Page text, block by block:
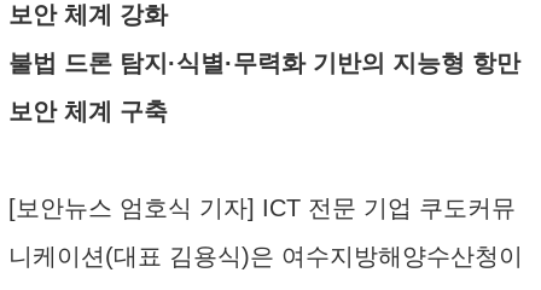
보안 체계 강화
불법 드론 탐지·식별·무력화 기반의 지능형 항만
보안 체계 구축
[보안뉴스 엄호식 기자] ICT 전문 기업 쿠도커뮤
니케이션(대표 김용식)은 여수지방해양수산청이